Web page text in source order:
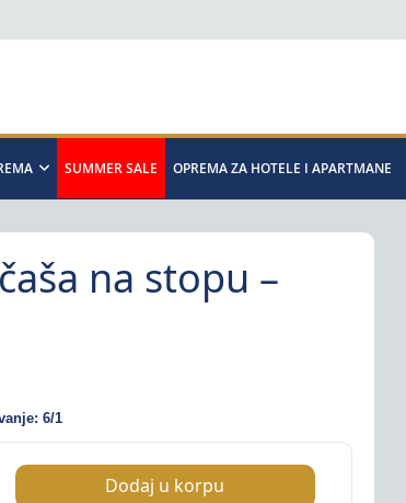
SUMMER SALE OPREMA ZA HOTELE I APARTMANE
na stopu –
6/1
Dodaj u korpu